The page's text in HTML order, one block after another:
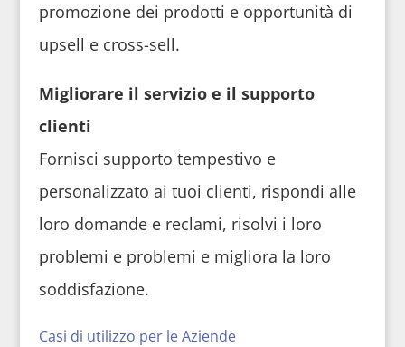
promozione dei prodotti e opportunità di
upsell e cross-sell.
Migliorare il servizio e il supporto
clienti
Fornisci supporto tempestivo e
personalizzato ai tuoi clienti, rispondi alle
loro domande e reclami, risolvi i loro
problemi e problemi e migliora la loro
soddisfazione.
Casi di utilizzo per le Aziende